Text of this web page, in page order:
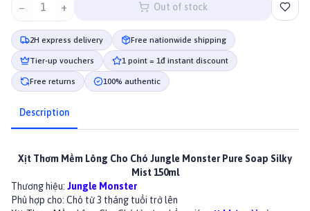
− 1 + Out of stock
2H express delivery Free nationwide shipping
Tier-up vouchers 1 point = 1đ instant discount
Free returns 100% authentic
Description
Xịt Thơm Mềm Lông Cho Chó Jungle Monster Pure Soap Silky
Mist 150ml
Thương hiệu: Jungle Monster
Phù hợp cho: Chó từ 3 tháng tuổi trở lên